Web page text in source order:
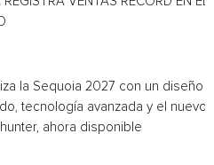
la Sequoia 2027 con un diseño
tecnología avanzada y el nuevo
ahora disponible